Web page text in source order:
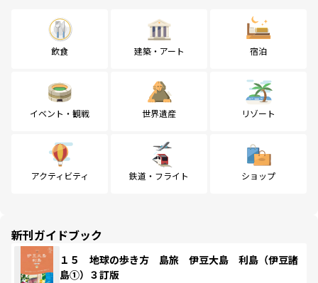
飲食 建築・アート 宿泊
イベント・観戦 世界遺産 リゾート
アクティビティ 鉄道・フライト ショップ
新刊ガイドブック
１５ 地球の歩き方 島旅 伊豆大島 利島（伊豆諸
島①）３訂版